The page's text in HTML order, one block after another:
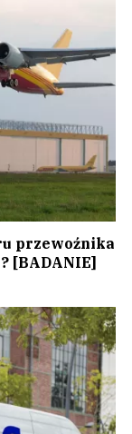
przewoźnika
[BADANIE]